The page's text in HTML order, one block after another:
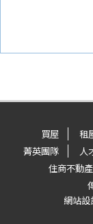
買屋 租
菁英團隊
人
住商不動
網站設